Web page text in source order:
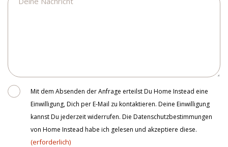
ConsentMit dem Absenden der Anfrage erteilst Du Home Instead eine
Einwilligung, Dich per E-Mail zu kontaktieren. Deine Einwilligung
kannst Du jederzeit widerrufen. Die Datenschutzbestimmungen
von Home Instead habe ich gelesen und akzeptiere diese.
(erforderlich)